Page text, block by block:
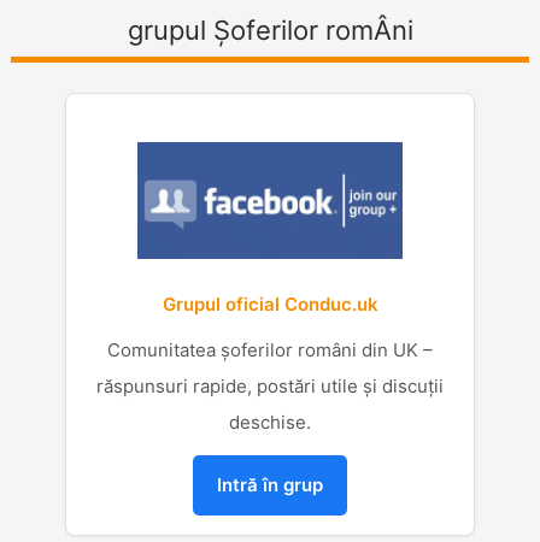
grupul Șoferilor romÂni
Grupul oficial Conduc.uk
Comunitatea șoferilor români din UK –
răspunsuri rapide, postări utile și discuții
deschise.
Intră în grup